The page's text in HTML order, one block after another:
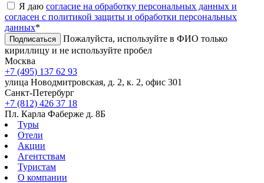
Я даю согласие на обработку персональных данных и
согласен с политикой защиты и обработки персональных
данных*
Подписаться
Пожалуйста, используйте в ФИО только
кириллицу и не используйте пробел
Москва
+7 (495) 137 62 93
улица Новодмитровская, д. 2, к. 2, офис 301
Санкт-Петербург
+7 (812) 426 37 18
Пл. Карла Фаберже д. 8Б
Туры
Отели
Акции
Агентствам
Туристам
О компании